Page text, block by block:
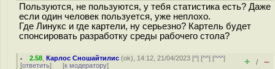
Пользуются, не пользуются, у тебя статистика есть? Даже
если один человек пользуется, уже неплохо.
Где Линукс и где картели, ну серьезно? Картель будет
спонсировать разработку среды рабочего стола?
2.58 ,Карлос Сношайтилис (ok), 14:12, 21/04/2023 [^] [^^] [^^^]
[ответить] [к модератору] + / –